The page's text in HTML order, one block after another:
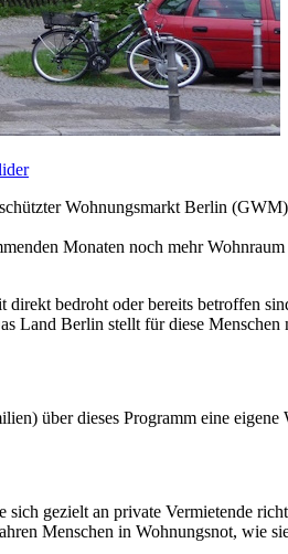
Wohnungsmarkt Berlin
Monaten noch mehr
bedroht oder bereits betroffen
Land Berlin stellt für diese
über dieses Programm eine eigene
gezielt an private Vermietende
Menschen in Wohnungsnot, wie